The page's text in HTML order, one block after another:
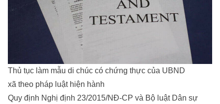
Thủ tục làm mẫu di chúc có chứng thực của UBND
xã theo pháp luật hiện hành
Quy định Nghị định 23/2015/NĐ-CP và Bộ luật Dân sự